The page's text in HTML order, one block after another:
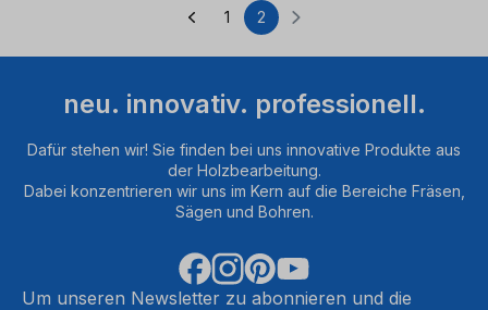
Seite
1 Seite
2
neu. innovativ. professionell.
Dafür stehen wir! Sie finden bei uns innovative Produkte aus
der Holzbearbeitung.
Dabei konzentrieren wir uns im Kern auf die Bereiche Fräsen,
Sägen und Bohren.
Um unseren Newsletter zu abonnieren und die